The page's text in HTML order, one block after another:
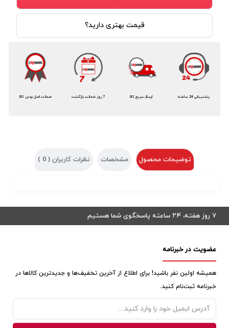
قیمت بهتری دارید؟
ضمانت اصل بودن کالا 7 روز ضمانت بازگشت ارسال سریع کالا پشتیبانی 24 ساعته
توضیحات محصول مشخصات نظرات کاربران ( 0
)
۷ روز هفته، ۲۴ ساعته پاسخگوی شما هستیم
عضویت در خبرنامه
همیشه اولین نفر باشید! برای اطلاع از آخرین تخفیف‌ها و جدیدترین کالاها در
خبرنامه ثبت‌نام کنید.